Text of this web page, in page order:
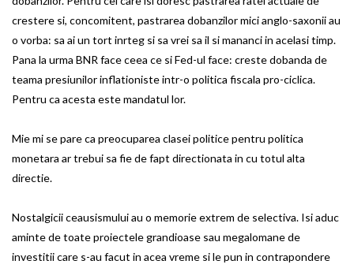
crestere si, concomitent, pastrarea dobanzilor mici anglo-saxonii au
o vorba: sa ai un tort inrteg si sa vrei sa il si mananci in acelasi timp.
Pana la urma BNR face ceea ce si Fed-ul face: creste dobanda de
teama presiunilor inflationiste intr-o politica fiscala pro-ciclica.
Pentru ca acesta este mandatul lor.
Mie mi se pare ca preocuparea clasei politice pentru politica
monetara ar trebui sa fie de fapt directionata in cu totul alta
directie.
Nostalgicii ceausismului au o memorie extrem de selectiva. Isi aduc
aminte de toate proiectele grandioase sau megalomane de
investitii care s-au facut in acea vreme si le pun in contrapondere